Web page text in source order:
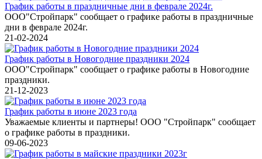
График работы в праздничные дни в феврале 2024г.
ООО"Стройпарк" сообщает о графике работы в праздничные
дни в феврале 2024г.
21-02-2024
График работы в Новогодние праздники 2024
ООО"Стройпарк" сообщает о графике работы в Новогодние
праздники.
21-12-2023
График работы в июне 2023 года
Уважаемые клиенты и партнеры! ООО "Стройпарк" сообщает
о графике работы в праздники.
09-06-2023